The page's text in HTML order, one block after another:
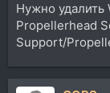
Нужно удалить
Propellerhead
Support/